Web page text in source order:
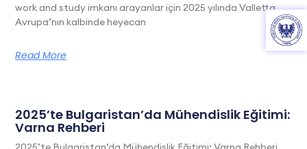
work and study imkanı arayanlar için 2025 yılında Valletta,
Avrupa’nın kalbinde heyecan
Read More
2025’te Bulgaristan’da Mühendislik Eğitimi:
Varna Rehberi